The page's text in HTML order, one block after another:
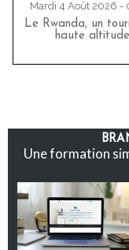
Mardi 4 Août 2026 -
Le Rwanda, un
haute altitude
Une formation